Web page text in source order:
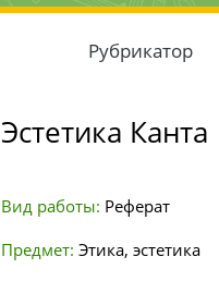
Рубрикатор
Эстетика Канта
Вид работы: Реферат
Предмет: Этика, эстетика